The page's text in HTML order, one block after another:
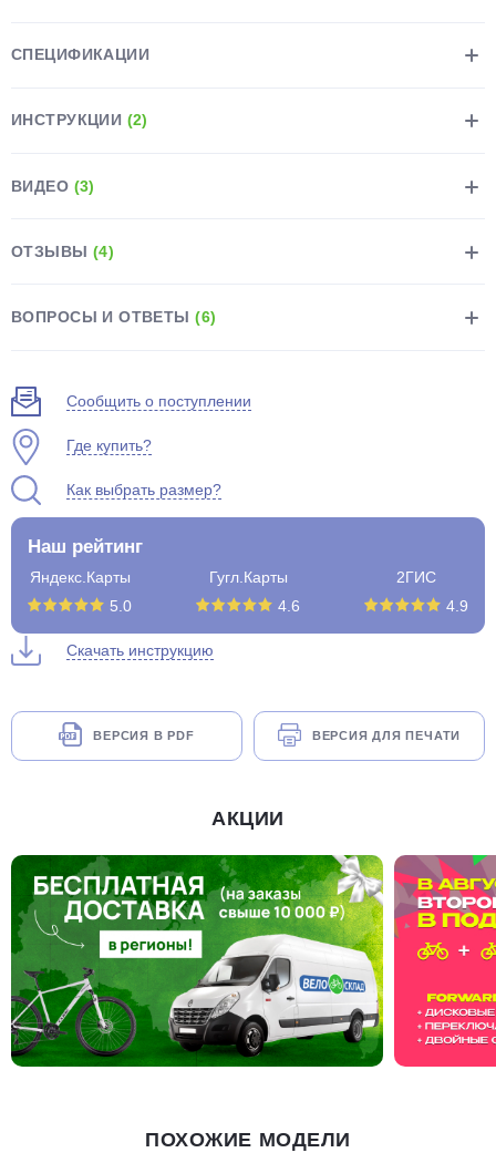
СПЕЦИФИКАЦИИ
ИНСТРУКЦИИ (2)
ВИДЕО (3)
ОТЗЫВЫ (4)
ВОПРОСЫ И ОТВЕТЫ(6)
Сообщить о поступлении
Где купить?
Как выбрать размер?
Наш рейтинг
Яндекс.Карты
5.0
Гугл.Карты
4.6
2ГИС
4.9
Скачать инструкцию
ВЕРСИЯ В PDF ВЕРСИЯ ДЛЯ ПЕЧАТИ
АКЦИИ
ПОХОЖИЕ МОДЕЛИ